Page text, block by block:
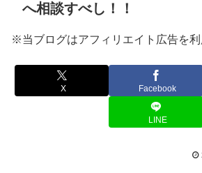
へ相談すべし！！
※当ブログはアフィリエイト広告を利
X Facebook
LINE